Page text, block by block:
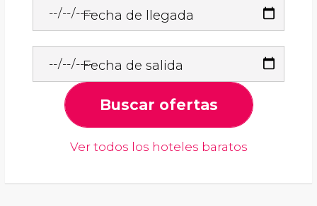
Fecha de llegada
Fecha de salida
Buscar ofertas
Ver todos los hoteles baratos